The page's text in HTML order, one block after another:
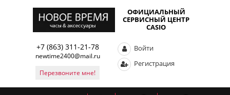
ОФИЦИАЛЬНЫЙ
СЕРВИСНЫЙ ЦЕНТР
CASIO
+7 (863) 311-21-78
newtime2400@mail.ru
Перезвоните мне!
Войти
Регистрация